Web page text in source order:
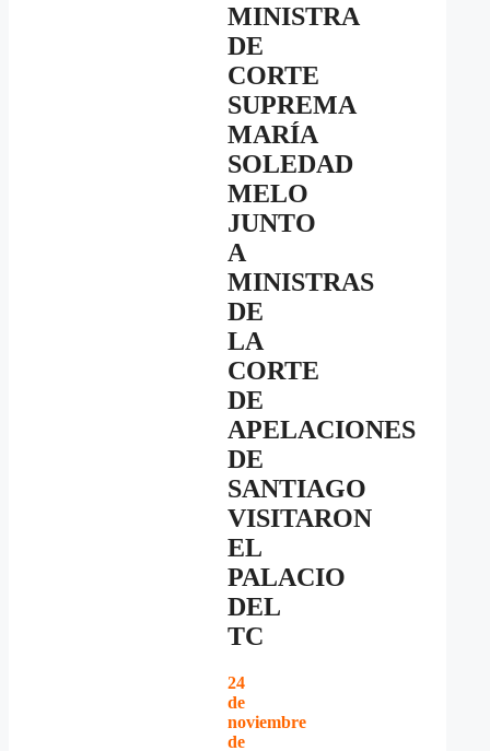
MINISTRA
DE
CORTE
SUPREMA
MARÍA
SOLEDAD
MELO
JUNTO
A
MINISTRAS
DE
LA
CORTE
DE
APELACIONES
DE
SANTIAGO
VISITARON
EL
PALACIO
DEL
TC
24
de
noviembre
de